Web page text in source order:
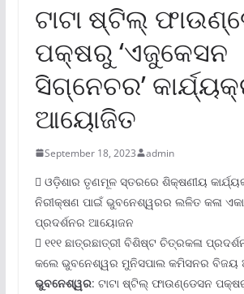
ଟାଟା ଷ୍ଟିଲ୍
ପକ୍ଷରୁ ‘ଏଜୁକେସନ
ସିଗ୍ନେଚର’
ଆୟୋଜିତ
September 18, 2023 admin
 ଓଡ଼ିଶାର ତୃଣମୂଳ ସ୍ତରରେ ଶିକ୍ଷଣୀୟ
ନିରୀକ୍ଷଣ ପାଇଁ ଭୁବନେଶ୍ୱରର ଲଳିତ କଳା
ପ୍ରଦର୍ଶନର ଆୟୋଜନ
 ୧୧୧ ଛାତ୍ରଛାତ୍ରୀ ବିଶିଷ୍ଟ ଚିତ୍ରକଳା
କଲେ ଭୁବନେଶ୍ୱର ମୁନିସପାଲ କମିସନର ବିଜୟ
ଭୁବନେଶ୍ୱର: ଟାଟା ଷ୍ଟିଲ୍ ଫାଉଣ୍ଡେସନ